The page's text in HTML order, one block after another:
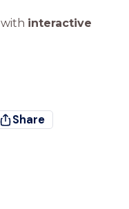
with interactive
Share